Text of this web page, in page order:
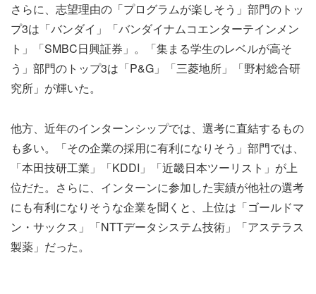
さらに、志望理由の「プログラムが楽しそう」部門のトッ
プ3は「バンダイ」「バンダイナムコエンターテインメン
ト」「SMBC日興証券」。「集まる学生のレベルが高そ
う」部門のトップ3は「P&G」「三菱地所」「野村総合研
究所」が輝いた。
他方、近年のインターンシップでは、選考に直結するもの
も多い。「その企業の採用に有利になりそう」部門では、
「本田技研工業」「KDDI」「近畿日本ツーリスト」が上
位だた。さらに、インターンに参加した実績が他社の選考
にも有利になりそうな企業を聞くと、上位は「ゴールドマ
ン・サックス」「NTTデータシステム技術」「アステラス
製薬」だった。